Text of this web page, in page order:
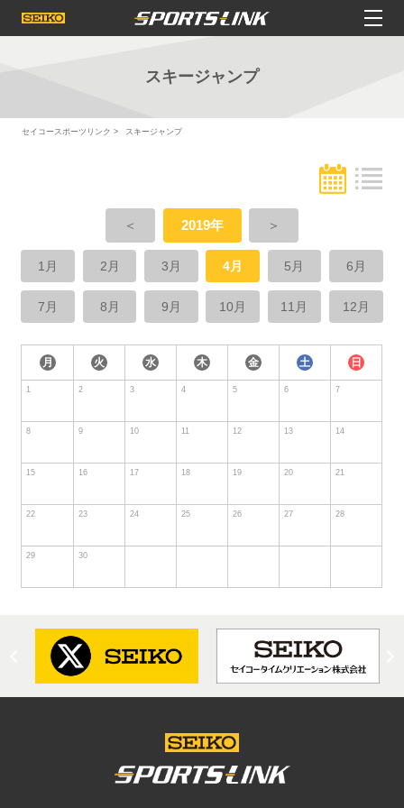
スキージャンプ
セイコースポーツリンク スキージャンプ
＜ 2019年 ＞
1月 2月 3月 4月 5月 6月
7月 8月 9月 10月 11月 12月
月 火 水 木 金 土 日
1 2 3 4 5 6 7
8 9 10 11 12 13 14
15 16 17 18 19 20 21
22 23 24 25 26 27 28
29 30